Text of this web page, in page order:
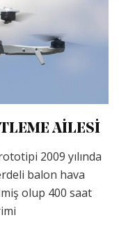
AİLESİ
2009 yılında
balon hava
olup 400 saat